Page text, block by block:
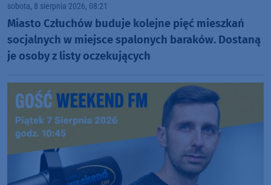
sobota, 8 sierpnia 2026, 08:21
Miasto Człuchów buduje kolejne pięć mieszkań
socjalnych w miejsce spalonych baraków. Dostaną
je osoby z listy oczekujących